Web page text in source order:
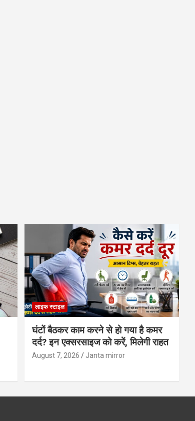
लाइफ स्टाइल
घंटों बैठकर काम करने से हो गया है कमर
दर्द? इन एक्सरसाइज को करें, मिलेगी राहत
August 7, 2026 Janta mirror